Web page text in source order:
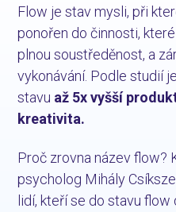
Flow je stav mysli, při
ponořen do činnosti,
plnou soustředěnost, a
vykonávání. Podle studií
stavu až 5x vyšší
kreativita.
Proč zrovna název flow?
psycholog Mihály
lidí, kteří se do stavu flow